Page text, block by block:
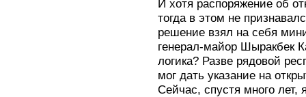
И хотя распоряжение об
тогда в этом не
решение взял на себя
генерал-майор Шыракбек
логика? Разве рядовой
мог дать указание на
Сейчас, спустя много